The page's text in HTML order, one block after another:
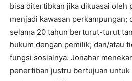
bisa ditertibkan jika dikuasai oleh
menjadi kawasan perkampungan;
selama 20 tahun berturut-turut
hukum dengan pemilik; dan/atau
fungsi sosialnya. Jonahar
penertiban justru bertujuan untuk